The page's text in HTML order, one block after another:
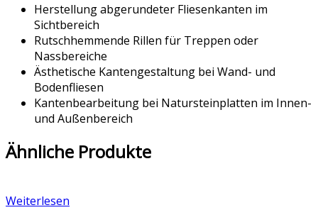
Herstellung abgerundeter Fliesenkanten im
Sichtbereich
Rutschhemmende Rillen für Treppen oder
Nassbereiche
Ästhetische Kantengestaltung bei Wand- und
Bodenfliesen
Kantenbearbeitung bei Natursteinplatten im Innen-
und Außenbereich
Ähnliche Produkte
Weiterlesen